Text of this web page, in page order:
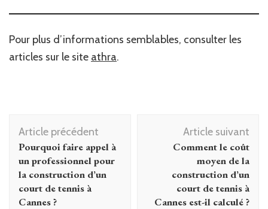
Pour plus d’informations semblables, consulter les
articles sur le site athra.
Navigation
d'article
Article précédent
Pourquoi faire appel à
un professionnel pour
la construction d’un
court de tennis à
Cannes ?
Article suivant
Comment le coût
moyen de la
construction d’un
court de tennis à
Cannes est-il calculé ?